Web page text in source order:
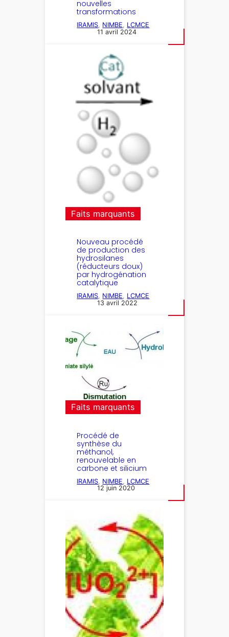
nouvelles
transformations
IRAMIS NIMBE
LCMCE
11 avril 2024
Faits marquants
Nouveau procédé
de production des
hydrosilanes
(réducteurs doux)
par hydrogénation
catalytique
IRAMIS, NIMBE, LCMCE
13 avril 2022
Faits marquants
Procédé de
synthèse du
méthanol,
renouvelable en
carbone et silicium
IRAMIS NIMBE
LCMCE
12 juin 2020